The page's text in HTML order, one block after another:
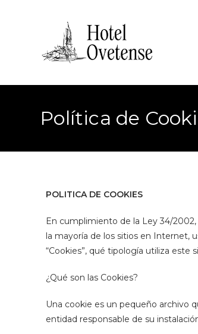
Política de
POLITICA DE COOKIES
En cumplimiento de la Ley 34/
la mayoría de los sitios en Internet,
“Cookies”, qué tipología utiliza este
¿Qué son las Cookies?
Una cookie es un pequeño archivo
entidad responsable de su